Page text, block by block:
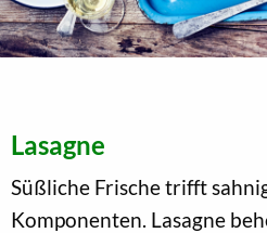
Lasagne
Süßliche Frische trifft
Komponenten. Lasagne